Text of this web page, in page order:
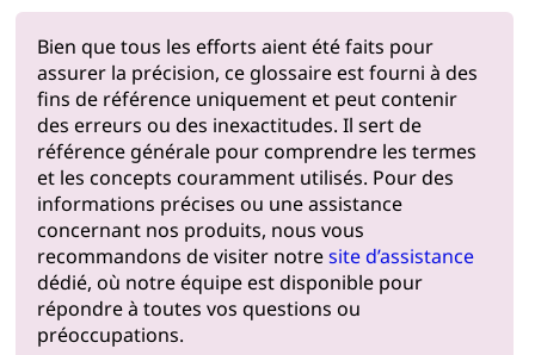
Bien que tous les efforts aient été faits pour
assurer la précision, ce glossaire est fourni à des
fins de référence uniquement et peut contenir
des erreurs ou des inexactitudes. Il sert de
référence générale pour comprendre les termes
et les concepts couramment utilisés. Pour des
informations précises ou une assistance
concernant nos produits, nous vous
recommandons de visiter notresite d’assistance
dédié, où notre équipe est disponible pour
répondre à toutes vos questions ou
préoccupations.